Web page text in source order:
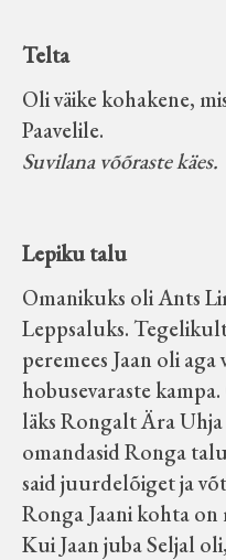
Telta
Oli väike kohakene,
Paavelile.
Suvilana võõraste käes.
Lepiku talu
Omanikuks oli Ants
Leppsaluks.
peremees Jaan oli
hobusevaraste
läks Rongalt Ära
omandasid Ronga
said juurdelõiget ja
Ronga Jaani kohta on
Kui Jaan juba Seljal